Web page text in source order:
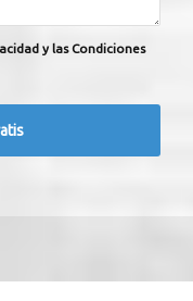
y las Condiciones